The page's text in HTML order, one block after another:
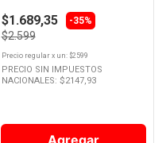
$1.689,35 -35%
$2.599
Precio regularx un: $2599
PRECIO SIN IMPUESTOS
NACIONALES: $2147,93
Agregar